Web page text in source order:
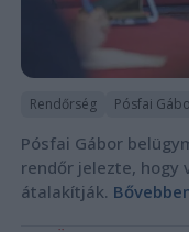
Rendőrség Pósfai
Pósfai Gábor
rendőr jelezte, hogy
átalakítják.